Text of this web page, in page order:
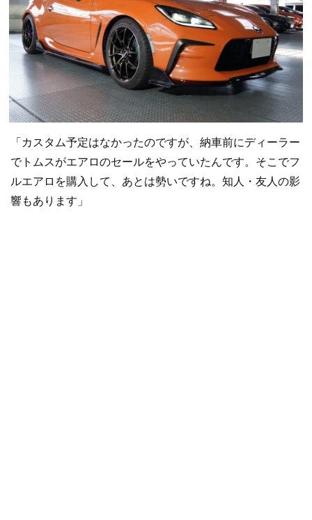
「カスタム予定はなかったのですが、納車前にディーラー
でトムスがエアロのセールをやっていたんです。そこでフ
ルエアロを購入して、あとは勢いですね。知人・友人の影
響もあります」